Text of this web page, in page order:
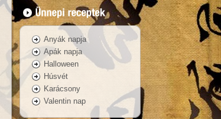
Anyák napja
Apák napja
Halloween
Húsvét
Karácsony
Valentin nap